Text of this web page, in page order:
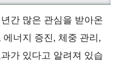
간 많은 관심을 받아온
에너지 증진, 체중 관리,
가 있다고 알려져 있습